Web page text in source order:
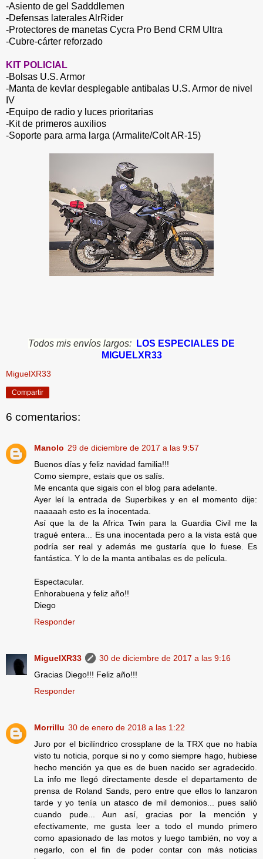
-Asiento de gel Sadddlemen
-Defensas laterales AlrRider
-Protectores de manetas Cycra Pro Bend CRM Ultra
-Cubre-cárter reforzado
KIT POLICIAL
-Bolsas U.S. Armor
-Manta de kevlar desplegable antibalas U.S. Armor de nivel
IV
-Equipo de radio y luces prioritarias
-Kit de primeros auxilios
-Soporte para arma larga (Armalite/Colt AR-15)
Todos mis envíos largos:
LOS ESPECIALES DE
MIGUELXR33
MiguelXR33
Compartir
6 comentarios:
Manolo 29 de diciembre de 2017 a las 9:57
Buenos días y feliz navidad familia!!!
Como siempre, estais que os salís.
Me encanta que sigais con el blog para adelante.
Ayer leí la entrada de Superbikes y en el momento dije:
naaaaah esto es la inocentada.
Así que la de la Africa Twin para la Guardia Civil me la
tragué entera... Es una inocentada pero a la vista está que
podría ser real y además me gustaría que lo fuese. Es
fantástica. Y lo de la manta antibalas es de película.
Espectacular.
Enhorabuena y feliz año!!
Diego
Responder
MiguelXR33
30 de diciembre de 2017 a las 9:16
Gracias Diego!!! Feliz año!!!
Responder
Morrillu 30 de enero de 2018 a las 1:22
Juro por el bicilíndrico crossplane de la TRX que no había
visto tu noticia, porque si no y como siempre hago, hubiese
hecho mención ya que es de buen nacido ser agradecido.
La info me llegó directamente desde el departamento de
prensa de Roland Sands, pero entre que ellos lo lanzaron
tarde y yo tenía un atasco de mil demonios... pues salió
cuando pude... Aun así, gracias por la mención y
efectivamente, me gusta leer a todo el mundo primero
como apasionado de las motos y luego también, no voy a
negarlo, con el fin de poder contar con más noticias